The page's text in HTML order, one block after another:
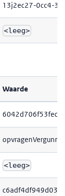
13j2ec27-0cc4-
<leeg>
Waarde
<leeg>